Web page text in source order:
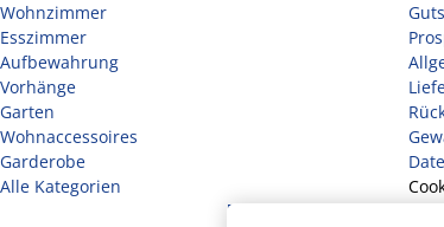
Wohnzimmer
Esszimmer
Aufbewahrung
Vorhänge
Garten
Wohnaccessoires
Garderobe
Alle Kategorien